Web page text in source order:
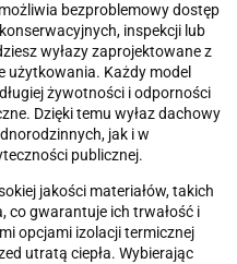
bezproblemowy dostęp
inspekcji lub
wyłazy zaprojektowane z
użytkowania. Każdy model
żywotności i odporności
Dzięki temu wyłaz dachowy
jak i w
publicznej.
jakości materiałów, takich
co gwarantuje ich trwałość i
opcjami izolacji termicznej
utratą ciepła. Wybierając